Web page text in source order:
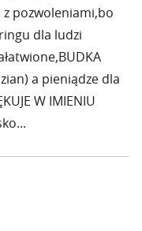
z pozwoleniami,bo
dla ludzi
a pieniądze dla
W IMIENIU